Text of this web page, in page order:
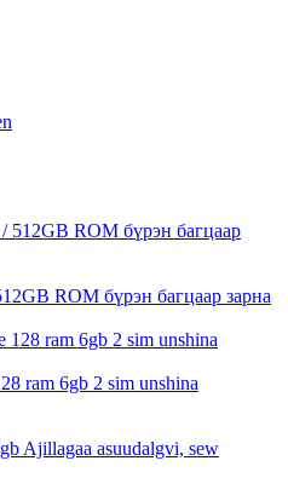
ROM бүрэн багцаар зарна
ram 6gb 2 sim unshina